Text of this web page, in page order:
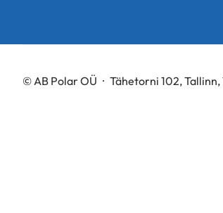
© AB Polar OÜ Tähetorni 102, Tallinn,